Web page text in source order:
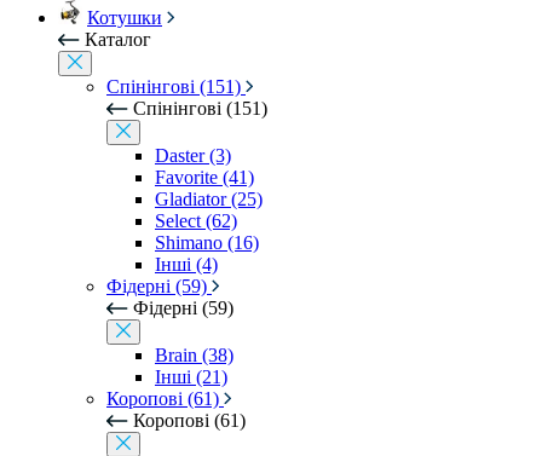
Котушки
Каталог
Спінінгові (151)
Спінінгові (151)
Daster (3)
Favorite (41)
Gladiator (25)
Select (62)
Shimano (16)
Інші (4)
Фідерні (59)
Фідерні (59)
Brain (38)
Інші (21)
Коропові (61)
Коропові (61)